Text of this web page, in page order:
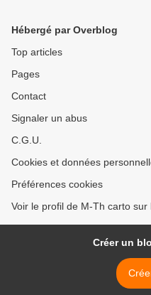
Hébergé par Overblog
Top articles
Pages
Contact
Signaler un abus
C.G.U.
Cookies et données
Préférences cookies
Voir le profil de M-Th carto sur
Créer un